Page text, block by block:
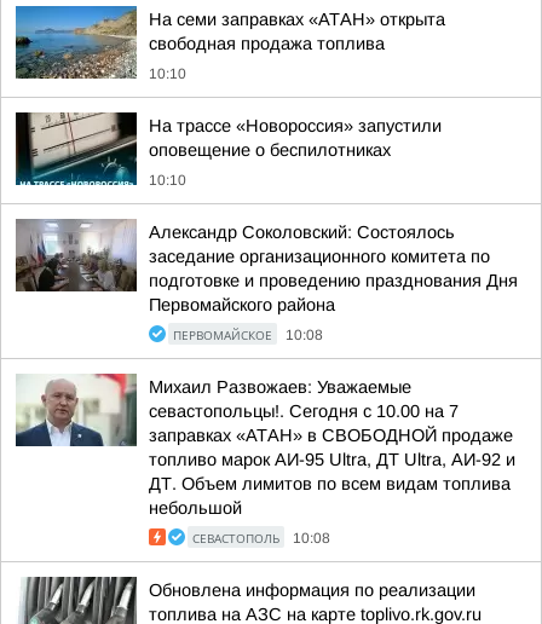
На семи заправках «АТАН» открыта
свободная продажа топлива
10:10
На трассе «Новороссия» запустили
оповещение о беспилотниках
10:10
Александр Соколовский: Состоялось
заседание организационного комитета по
подготовке и проведению празднования Дня
Первомайского района
ПЕРВОМАЙСКОЕ 10:08
Михаил Развожаев: Уважаемые
севастопольцы!. Сегодня с 10.00 на 7
заправках «АТАН» в СВОБОДНОЙ продаже
топливо марок АИ-95 Ultra, ДТ Ultra, АИ-92 и
ДТ. Объем лимитов по всем видам топлива
небольшой
СЕВАСТОПОЛЬ 10:08
Обновлена информация по реализации
топлива на АЗС на карте toplivo.rk.gov.ru